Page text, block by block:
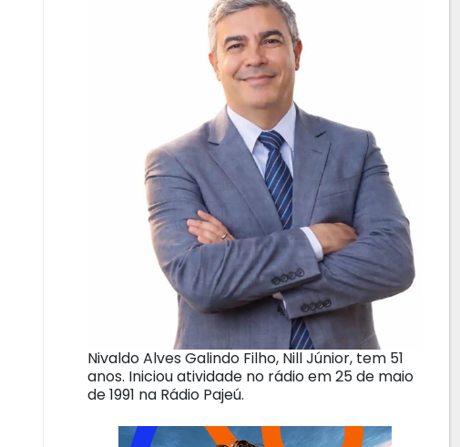
Nivaldo Alves Galindo Filho, Nill Júnior, tem 51
anos. Iniciou atividade no rádio em 25 de maio
de 1991 na Rádio Pajeú.